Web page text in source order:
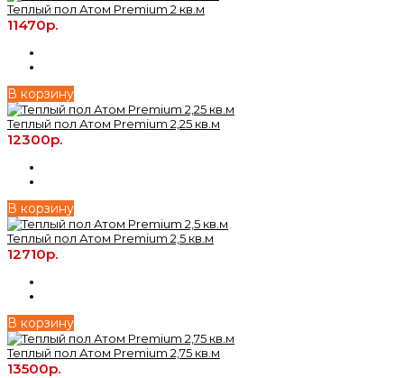
Теплый пол Атом Premium 2 кв.м
11470р.
В корзину
Теплый пол Атом Premium 2,25 кв.м
12300р.
В корзину
Теплый пол Атом Premium 2,5 кв.м
12710р.
В корзину
Теплый пол Атом Premium 2,75 кв.м
13500р.